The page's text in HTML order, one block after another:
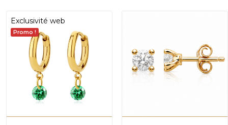
Exclusivité web
Promo !